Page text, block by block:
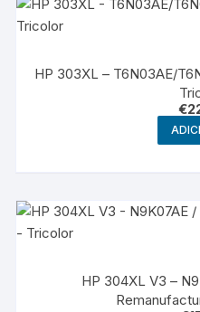
HP 303XL – T6N03AE/
€
HP 304XL V3 –